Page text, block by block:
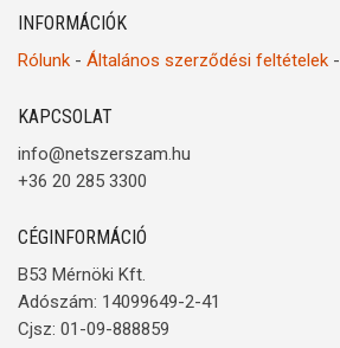
INFORMÁCIÓK
Rólunk - Általános szerződési feltételek -
KAPCSOLAT
info@netszerszam.hu
+36 20 285 3300
CÉGINFORMÁCIÓ
B53 Mérnöki Kft.
Adószám: 14099649-2-41
Cjsz: 01-09-888859